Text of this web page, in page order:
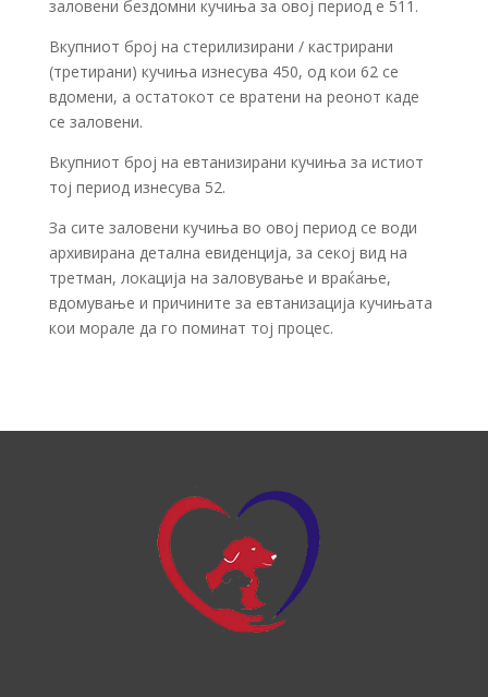
заловени бездомни кучиња за овој период е 511.
Вкупниот број на стерилизирани / кастрирани
(третирани) кучиња изнесува 450, од кои 62 се
вдомени, а остатокот се вратени на реонот каде
се заловени.
Вкупниот број на евтанизирани кучиња за истиот
тој период изнесува 52.
За сите заловени кучиња во овој период се води
архивирана детална евиденција, за секој вид на
третман, локација на заловување и враќање,
вдомување и причините за евтанизација кучињата
кои морале да го поминат тој процес.